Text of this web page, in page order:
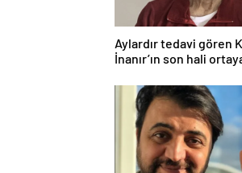
Aylardır tedavi gören
İnanır’ın son hali